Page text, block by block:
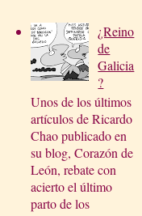
¿Reino
de
Galicia
?
Unos de los últimos
artículos de Ricardo
Chao publicado en
su blog, Corazón de
León, rebate con
acierto el último
parto de los